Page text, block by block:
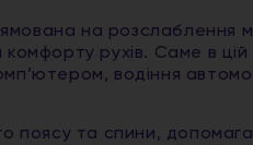
на розслаблення
рухів. Саме в цій
водіння
поясу та спини,